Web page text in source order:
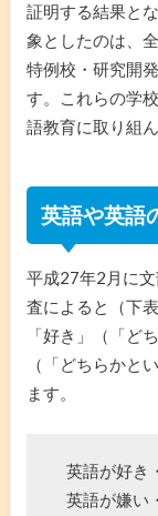
証明する結果と
象としたのは、
特例校・研究開
す。これらの学
語教育に取り組
英語や英語
平成27年2月に
査によると（下
「好き」（「ど
（「どちらかと
ます。
英語が好き
英語が嫌い